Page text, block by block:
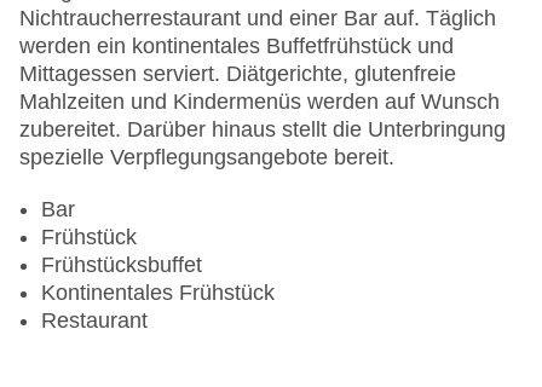
WLAN/WiFi im Hotel: gegen Gebühr
Lift
Minimarkt
Anzahl der Konferenzräume: 1
Anzahl der Aufzüge: 1
Haustiere: gegen Gebühr
Gesamtanzahl der Stockwerke: 6
Gesamtanzahl der Zimmer: 246
Zahlungsarten: American Express, Diners Club,
Mastercard, Visa
Landeskategorie: 4 Sterne
Nichtraucherrestaurant und einer Bar auf. Täglich
werden ein kontinentales Buffetfrühstück und
Mittagessen serviert. Diätgerichte, glutenfreie
Mahlzeiten und Kindermenüs werden auf Wunsch
zubereitet. Darüber hinaus stellt die Unterbringung
spezielle Verpflegungsangebote bereit.
Bar
Frühstück
Frühstücksbuffet
Kontinentales Frühstück
Restaurant